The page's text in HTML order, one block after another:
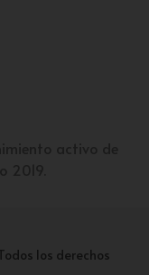
los derechos